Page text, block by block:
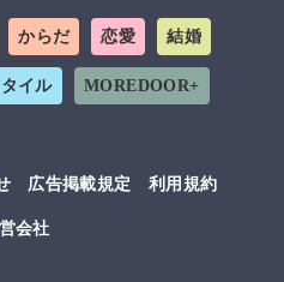
からだ 恋愛 結婚
イル MOREDOOR+
広告掲載規定
利用規約
会社